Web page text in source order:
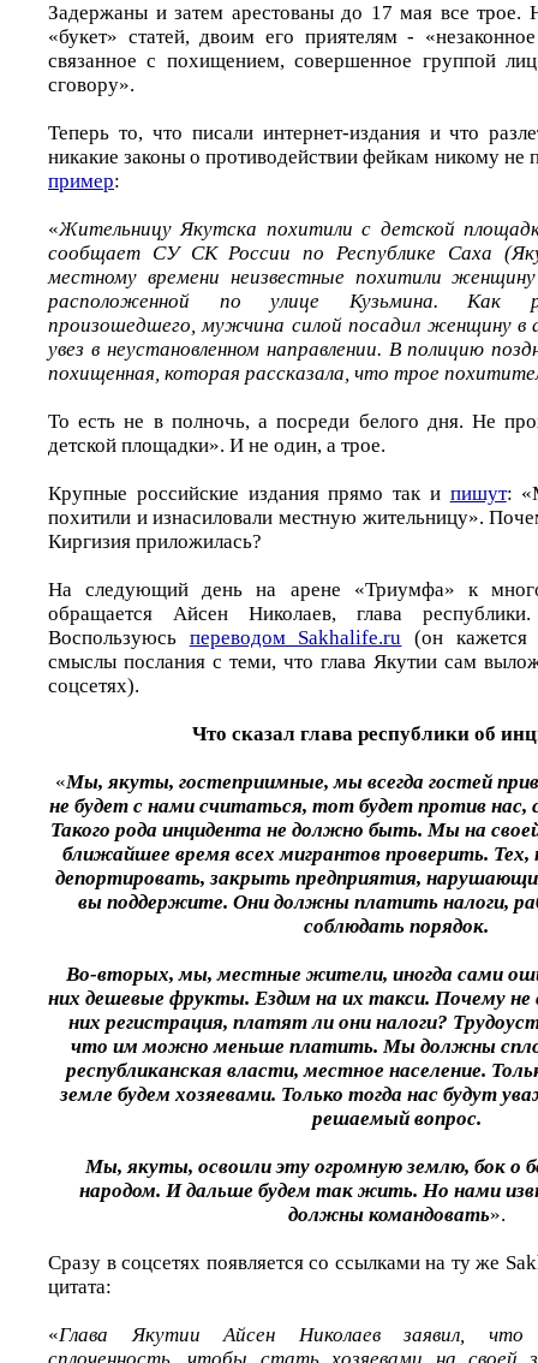
Задержаны и затем арестованы до 17 мая все трое.
«букет» статей, двоим его приятелям -
связанное с похищением, совершенное группой
сговору».
Теперь то, что писали интернет-издания и что
никакие законы о противодействии фейкам никому не
пример:
«Жительницу Якутска похитили с детской
сообщает СУ СК России по Республике Саха
местному времени неизвестные похитили
расположенной по улице Кузьмина. Как
произошедшего, мужчина силой посадил женщину в
увез в неустановленном направлении. В полицию
похищенная, которая рассказала, что трое
То есть не в полночь, а посреди белого дня. Не
детской площадки». И не один, а трое.
Крупные российские издания прямо так и пишут:
похитили и изнасиловали местную жительницу».
Киргизия приложилась?
На следующий день на арене «Триумфа» к
обращается Айсен Николаев, глава
Воспользуюсь переводом Sakhalife.ru (он кажется
смыслы послания с теми, что глава Якутии сам
соцсетях).
Что сказал глава республики об
«Мы, якуты, гостеприимные, мы всегда гостей
не будет с нами считаться, тот будет против
Такого рода инцидента не должно быть. Мы на
ближайшее время всех мигрантов проверить.
депортировать, закрыть предприятия,
вы поддержите. Они должны платить налоги,
соблюдать порядок.
Во-вторых, мы, местные жители, иногда сами
них дешевые фрукты. Ездим на их такси. Почему не
них регистрация, платят ли они налоги?
что им можно меньше платить. Мы должны
республиканская власти, местное население.
земле будем хозяевами. Только тогда нас будут
решаемый вопрос.
Мы, якуты, освоили эту огромную землю, бок о
народом. И дальше будем так жить. Но нами
должны командовать».
Сразу в соцсетях появляется со ссылками на ту же
цитата:
«Глава Якутии Айсен Николаев заявил, что